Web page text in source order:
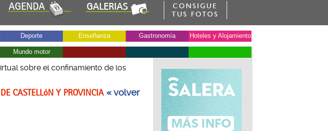
Deporte Enseñanza Gastronomía Hoteles y Alojamiento
Mundo motor
sobre el confinamiento de los
CASTELLóN Y PROVINCIA« volver